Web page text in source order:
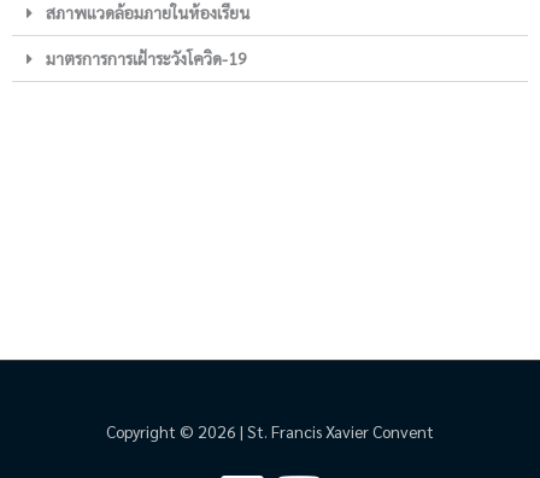
สภาพแวดล้อมภายในห้องเรียน
มาตรการการเฝ้าระวังโควิด-19
Copyright © 2026 | St. Francis Xavier Convent